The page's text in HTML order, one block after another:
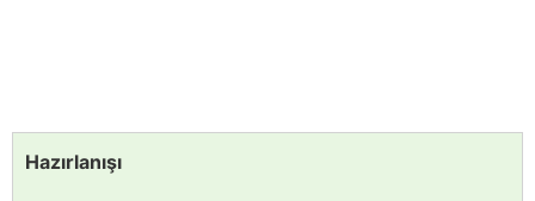
Hazırlanışı